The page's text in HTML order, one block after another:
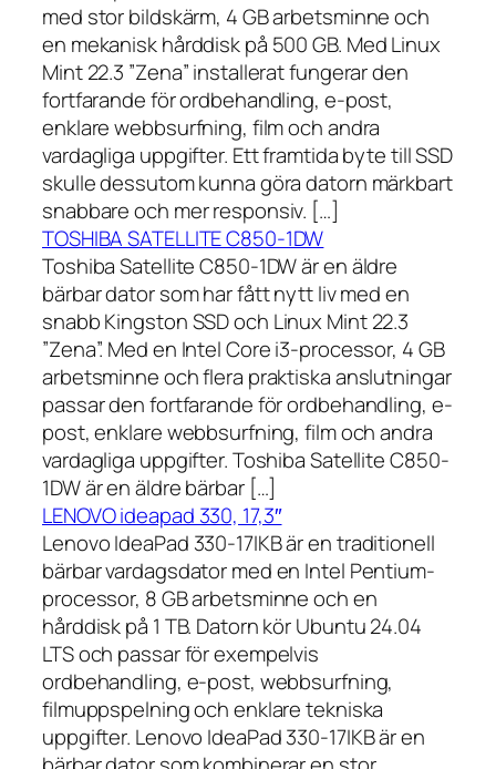
med stor bildskärm, 4 GB arbetsminne och
en mekanisk hårddisk på 500 GB. Med Linux
Mint 22.3 ”Zena” installerat fungerar den
fortfarande för ordbehandling, e-post,
enklare webbsurfning, film och andra
vardagliga uppgifter. Ett framtida byte till SSD
skulle dessutom kunna göra datorn märkbart
snabbare och mer responsiv. […]
TOSHIBA SATELLITE C850-1DW
Toshiba Satellite C850-1DW är en äldre
bärbar dator som har fått nytt liv med en
snabb Kingston SSD och Linux Mint 22.3
”Zena”. Med en Intel Core i3-processor, 4 GB
arbetsminne och flera praktiska anslutningar
passar den fortfarande för ordbehandling, e-
post, enklare webbsurfning, film och andra
vardagliga uppgifter. Toshiba Satellite C850-
1DW är en äldre bärbar […]
LENOVO ideapad 330, 17,3″
Lenovo IdeaPad 330-17IKB är en traditionell
bärbar vardagsdator med en Intel Pentium-
processor, 8 GB arbetsminne och en
hårddisk på 1 TB. Datorn kör Ubuntu 24.04
LTS och passar för exempelvis
ordbehandling, e-post, webbsurfning,
filmuppspelning och enklare tekniska
uppgifter. Lenovo IdeaPad 330-17IKB är en